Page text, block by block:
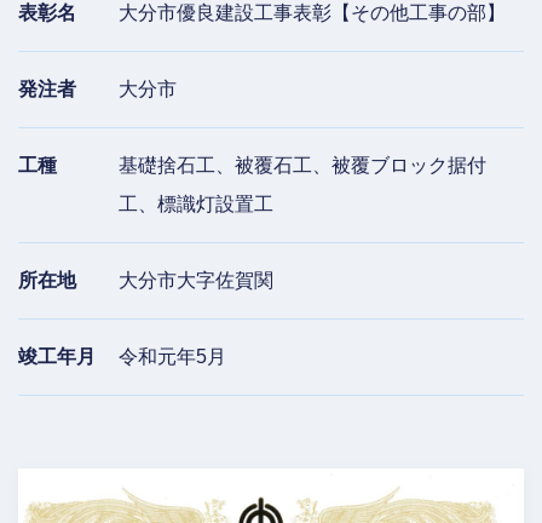
表彰名 大分市優良建設工事表彰【その他工事の部】
発注者 大分市
工種
基礎捨石工、被覆石工、被覆ブロック据付
工、標識灯設置工
所在地 大分市大字佐賀関
竣工年月 令和元年5月